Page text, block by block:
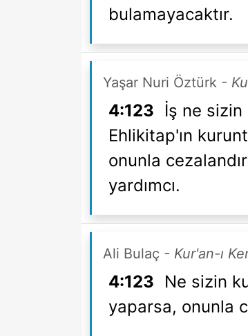
bulamayacaktır.
Yaşar Nuri Öztürk -
4:123
İş ne sizin
Ehlikitap'ın
onunla
yardımcı.
Ali Bulaç - Kur'an-ı
4:123
Ne sizin
yaparsa, onunla